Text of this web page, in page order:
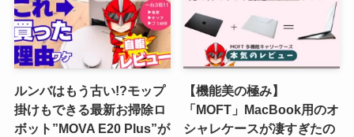
ルンバはもう古い!?モップ
掛けもできる最新お掃除ロ
ボット”MOVA E20 Plus”が
【機能美の極み】
「MOFT」MacBook用のオ
シャレケースが凄すぎたの